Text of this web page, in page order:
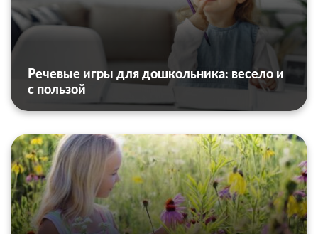
Речевые игры для дошкольника: весело и
с пользой